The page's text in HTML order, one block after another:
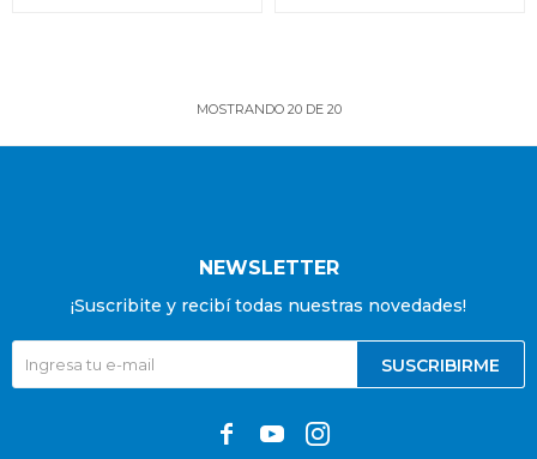
MOSTRANDO 20DE 20
NEWSLETTER
¡Suscribite y recibí todas nuestras novedades!
SUSCRIBIRME
  